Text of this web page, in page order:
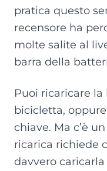
pratica questo
recensore ha
molte salite al
barra della
Puoi ricaricare
bicicletta,
chiave. Ma c’è
ricarica richiede
davvero